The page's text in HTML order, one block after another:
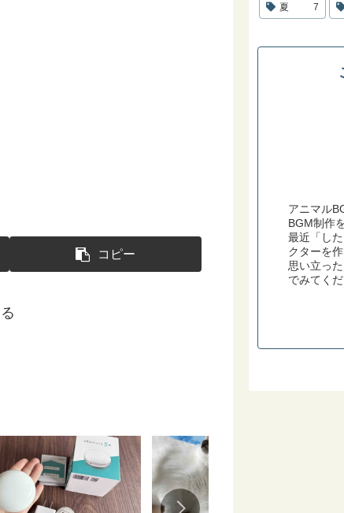
コピー
夏 7
アニマル
BGM制作
最近「し
クターを
思い立っ
でみてくだ